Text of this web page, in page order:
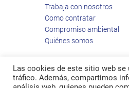
Trabaja con nosotros
Como contratar
Compromiso ambiental
Quiénes somos
Las cookies de este sitio web se
tráfico. Además, compartimos